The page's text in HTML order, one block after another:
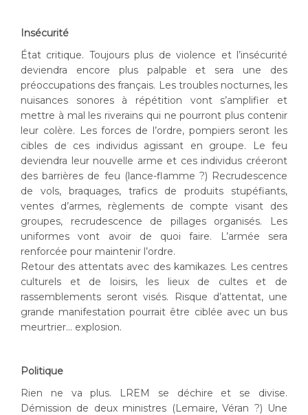
Insécurité
État critique. Toujours plus de violence et l’insécurité
deviendra encore plus palpable et sera une des
préoccupations des français. Les troubles nocturnes, les
nuisances sonores à répétition vont s’amplifier et
mettre à mal les riverains qui ne pourront plus contenir
leur colère. Les forces de l’ordre, pompiers seront les
cibles de ces individus agissant en groupe. Le feu
deviendra leur nouvelle arme et ces individus créeront
des barrières de feu (lance-flamme ?) Recrudescence
de vols, braquages, trafics de produits stupéfiants,
ventes d’armes, règlements de compte visant des
groupes, recrudescence de pillages organisés. Les
uniformes vont avoir de quoi faire. L’armée sera
renforcée pour maintenir l’ordre.
Retour des attentats avec des kamikazes. Les centres
culturels et de loisirs, les lieux de cultes et de
rassemblements seront visés. Risque d’attentat, une
grande manifestation pourrait être ciblée avec un bus
meurtrier… explosion.
Politique
Rien ne va plus. LREM se déchire et se divise.
Démission de deux ministres (Lemaire, Véran ?) Une